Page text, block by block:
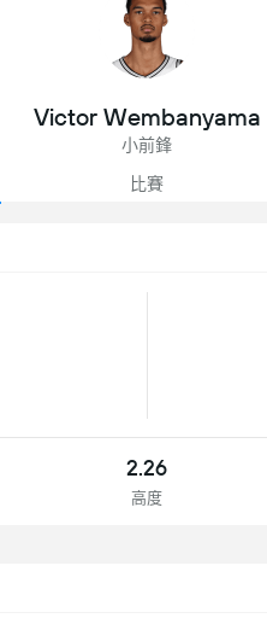
Victor Wembanyama
小前鋒
比賽
2.26
高度